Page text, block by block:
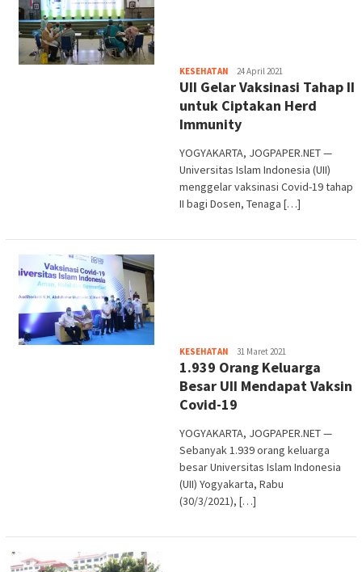
KESEHATAN Heri
Purwata
24 April 2021
UII Gelar Vaksinasi Tahap II
untuk Ciptakan Herd
Immunity
YOGYAKARTA, JOGPAPER.NET —
Universitas Islam Indonesia (UII)
menggelar vaksinasi Covid-19 tahap
II bagi Dosen, Tenaga […]
KESEHATAN Heri
Purwata
31 Maret 2021
1.939 Orang Keluarga
Besar UII Mendapat Vaksin
Covid-19
YOGYAKARTA, JOGPAPER.NET —
Sebanyak 1.939 orang keluarga
besar Universitas Islam Indonesia
(UII) Yogyakarta, Rabu
(30/3/2021), […]